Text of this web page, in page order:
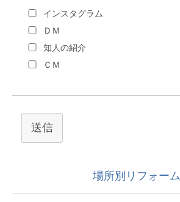
インスタグラム
ＤＭ
知人の紹介
ＣＭ
送信
場所別リフォーム